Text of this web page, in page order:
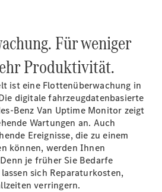
Für weniger
Produktivität.
ist eine Flottenüberwachung in
digitale fahrzeugdatenbasierte
Benz Van Uptime Monitor zeigt
Wartungen an. Auch
Ereignisse, die zu einem
können, werden Ihnen
je früher Sie Bedarfe
sich Reparaturkosten,
verringern.